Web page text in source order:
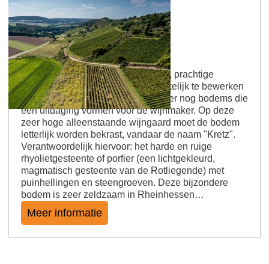
Siefersheimer Heerkretz
Krasse wijnboeren, lopende legers, prachtige
wijnen Er zijn bodems die gemakkelijk te bewerken
zijn, bijvoorbeeld löss. En dan zijn er nog bodems die
een uitdaging vormen voor de wijnmaker. Op deze
zeer hoge alleenstaande wijngaard moet de bodem
letterlijk worden bekrast, vandaar de naam "Kretz".
Verantwoordelijk hiervoor: het harde en ruige
rhyolietgesteente of porfier (een lichtgekleurd,
magmatisch gesteente van de Rotliegende) met
puinhellingen en steengroeven. Deze bijzondere
bodem is zeer zeldzaam in Rheinhessen…
Meer informatie